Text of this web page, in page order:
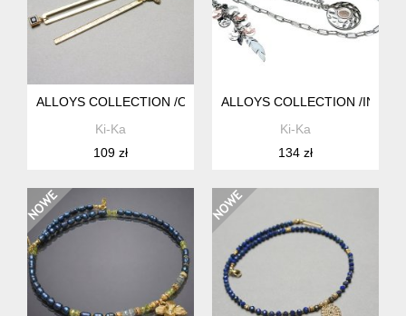
ALLOYS COLLECTION /ODD/ - GEOMETRIC VOL. 11 -
Ki-Ka
109 zł
ALLOYS COLLECTION /
Ki-Ka
134 zł